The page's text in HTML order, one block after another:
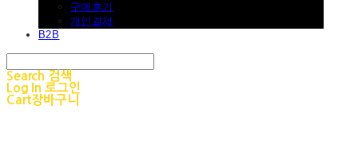
구매후기
개인결제
B2B
Search 검색
Log In 로그인
Cart장바구니